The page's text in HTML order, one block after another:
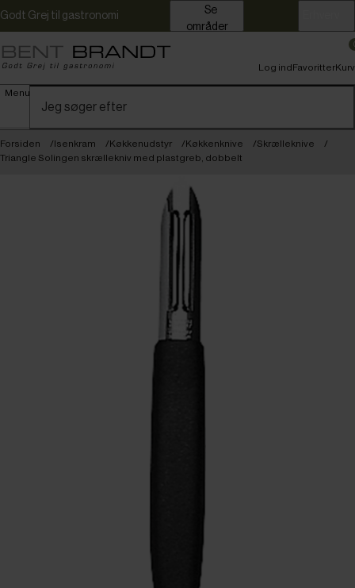
Godt Grej til gastronomi
områder
Menu
Log indFavoritterKurv
Forsiden Isenkram Køkkenudstyr Køkkenknive
Skrælleknive
Triangle Solingen skrællekniv med plastgreb, dobbelt